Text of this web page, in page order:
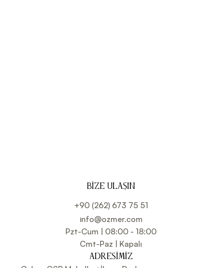
BIZE ULAŞIN
+90 (262) 673 75 51
info@ozmer.com
Pzt-Cum | 08:00 - 18:00
Cmt-Paz | Kapalı
ADRESIMIZ